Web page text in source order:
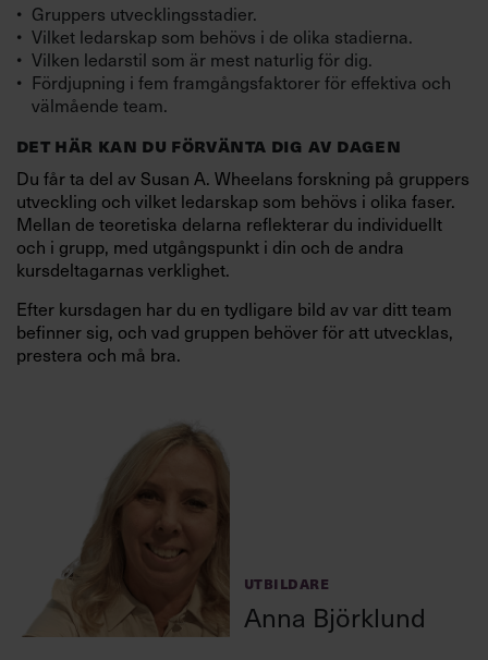
”Jag vill
kompetensutveckla mitt
team eller chefsgruppen
i min organisation.
Upplägget ser bra ut, vi
kör!”
Javisst!Du får en färdigpaketerad företagsintern
kurs för upp till 15 deltagare till det fasta priset 25 000
kr + moms.
Kombinera gärna flera av våra kortare kurser om du
vill, så återkommer vi med offert.
JAG VILL BOKA!
”Jag gillar konceptet,
men vill anpassa format
och innehåll till min
organisations unika
förutsättningar.”
Vi anpassar efter dina behov!Kontakta oss idagom
du vill utbilda fler än 15 deltagare, hålla kursen i egna
BEGÄR OFFERT NU!
Gruppers utvecklingsstadier.
Vilket ledarskap som behövs i de olika stadierna.
Vilken ledarstil som är mest naturlig för dig.
Fördjupning i fem framgångsfaktorer för effektiva och
välmående team.
DET HÄR KAN DU FÖRVÄNTA DIG AV DAGEN
Du får ta del av Susan A. Wheelans forskning på gruppers
utveckling och vilket ledarskap som behövs i olika faser.
Mellan de teoretiska delarna reflekterar du individuellt
och i grupp, med utgångspunkt i din och de andra
kursdeltagarnas verklighet.
Efter kursdagen har du en tydligare bild av var ditt team
befinner sig, och vad gruppen behöver för att utvecklas,
prestera och må bra.
UTBILDARE
Anna Björklund